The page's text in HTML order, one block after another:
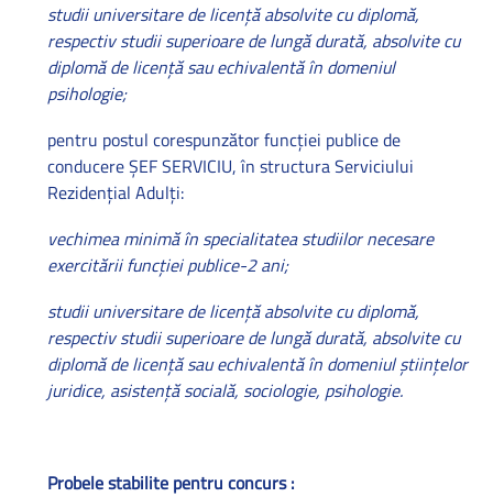
studii universitare de licenţă absolvite cu diplomă,
respectiv studii superioare de lungă durată, absolvite cu
diplomă de licenţă sau echivalentă în domeniul
psihologie;
pentru postul corespunzător funcţiei publice de
conducere ŞEF SERVICIU, în structura Serviciului
Rezidenţial Adulţi:
vechimea minimă în specialitatea studiilor necesare
exercitării funcţiei publice-2 ani;
studii universitare de licenţă absolvite cu diplomă,
respectiv studii superioare de lungă durată, absolvite cu
diplomă de licenţă sau echivalentă în domeniulştiinţelor
juridice, asistenţă socială, sociologie, psihologie.
Probele stabilite pentru concurs :